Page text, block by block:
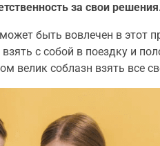
за свои
быть вовлечен в этот
с собой в поездку и
велик соблазн взять все